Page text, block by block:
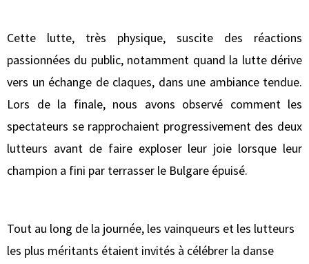
Cette lutte, très physique, suscite des réactions
passionnées du public, notamment quand la lutte dérive
vers un échange de claques, dans une ambiance tendue.
Lors de la finale, nous avons observé comment les
spectateurs se rapprochaient progressivement des deux
lutteurs avant de faire exploser leur joie lorsque leur
champion a fini par terrasser le Bulgare épuisé.
Tout au long de la journée, les vainqueurs et les lutteurs
les plus méritants étaient invités à célébrer la danse